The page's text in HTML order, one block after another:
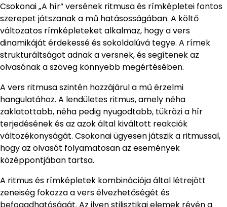
Csokonai „A hír” versének ritmusa és rímképletei fontos
szerepet játszanak a mű hatásosságában. A költő
változatos rímképleteket alkalmaz, hogy a vers
dinamikáját érdekessé és sokoldalúvá tegye. A rímek
strukturáltságot adnak a versnek, és segítenek az
olvasónak a szöveg könnyebb megértésében.
A vers ritmusa szintén hozzájárul a mű érzelmi
hangulatához. A lendületes ritmus, amely néha
zaklatottabb, néha pedig nyugodtabb, tükrözi a hír
terjedésének és az azok által kiváltott reakciók
változékonyságát. Csokonai ügyesen játszik a ritmussal,
hogy az olvasót folyamatosan az események
középpontjában tartsa.
A ritmus és rímképletek kombinációja által létrejött
zeneiség fokozza a vers élvezhetőségét és